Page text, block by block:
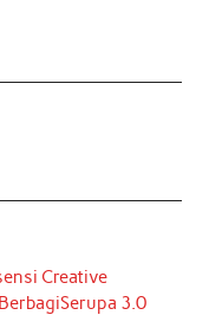
Creative
3.0